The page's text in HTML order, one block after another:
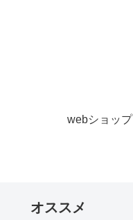
webショップ
オススメ